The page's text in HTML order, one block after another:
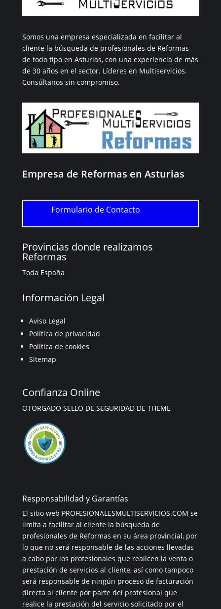
Somos una empresa especializada en facilitar al
cliente la búsqueda de profesionales de Reformas
de todo tipo en Asturias, con una experiencia de más
de 30 años en el sector. Líderes en Multiservicios.
Consúltanos sin compromiso.
Empresa de Reformas en Asturias
Formulario de Contacto
Provincias donde realizamos
Reformas
Toda España
Información Legal
Aviso Legal
Política de privacidad
Política de cookies
Sitemap
Confianza Online
OTORGADO SELLO DE SEGURIDAD DE THEME
Responsabilidad y Garantías
El sitio web PROFESIONALESMULTISERVICIOS.COM se
limita a facilitar al cliente la búsqueda de
profesionales de Reformas en su área provincial, por
lo que no será responsable de las acciones llevadas
a cabo por los profesionales que realicen la venta o
prestación de servicios al cliente, así como tampoco
será responsable de ningún proceso de facturación
directa al cliente por parte del profesional que
realice la prestación del servicio solicitado por el